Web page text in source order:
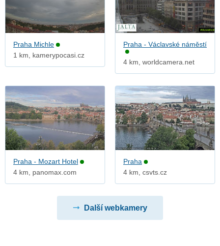
Praha Michle
1 km, kamerypocasi.cz
Praha - Václavské náměstí
4 km, worldcamera.net
Praha - Mozart Hotel
4 km, panomax.com
Praha
4 km, csvts.cz
Další webkamery